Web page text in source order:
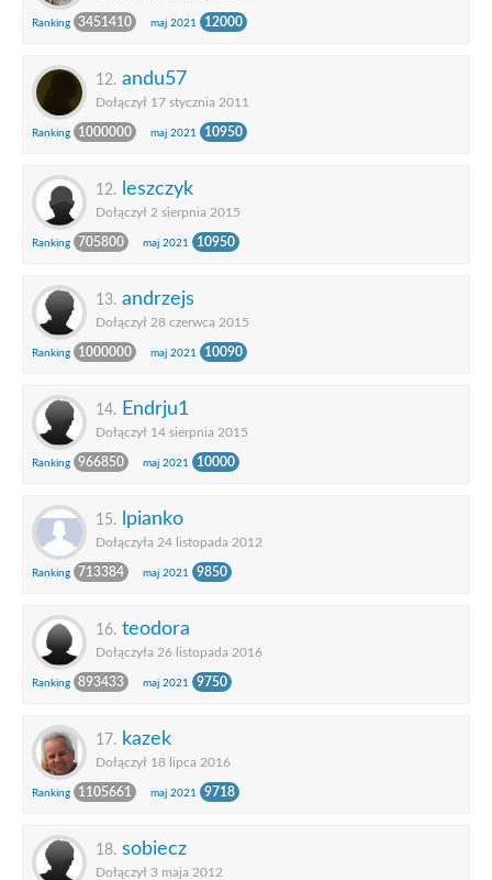
Ranking 3451410 maj 2021 12000
12. andu57
Dołączył 17 stycznia 2011
Ranking 1000000 maj 2021 10950
12. leszczyk
Dołączył 2 sierpnia 2015
Ranking 705800 maj 2021 10950
13. andrzejs
Dołączył 28 czerwca 2015
Ranking 1000000 maj 2021 10090
14. Endrju1
Dołączył 14 sierpnia 2015
Ranking 966850 maj 2021 10000
15. lpianko
Dołączyła 24 listopada 2012
Ranking 713384 maj 2021 9850
16. teodora
Dołączyła 26 listopada 2016
Ranking 893433 maj 2021 9750
17. kazek
Dołączył 18 lipca 2016
Ranking 1105661 maj 2021 9718
18. sobiecz
Dołączył 3 maja 2012